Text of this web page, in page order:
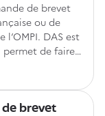
de brevet
ou de
DAS est
permet de faire
partenaires.
brevet